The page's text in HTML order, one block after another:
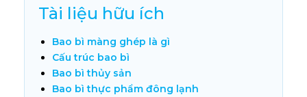
Tài liệu hữu ích
Bao bì màng ghép là gì
Cấu trúc bao bì
Bao bì thủy sản
Bao bì thực phẩm đông lạnh